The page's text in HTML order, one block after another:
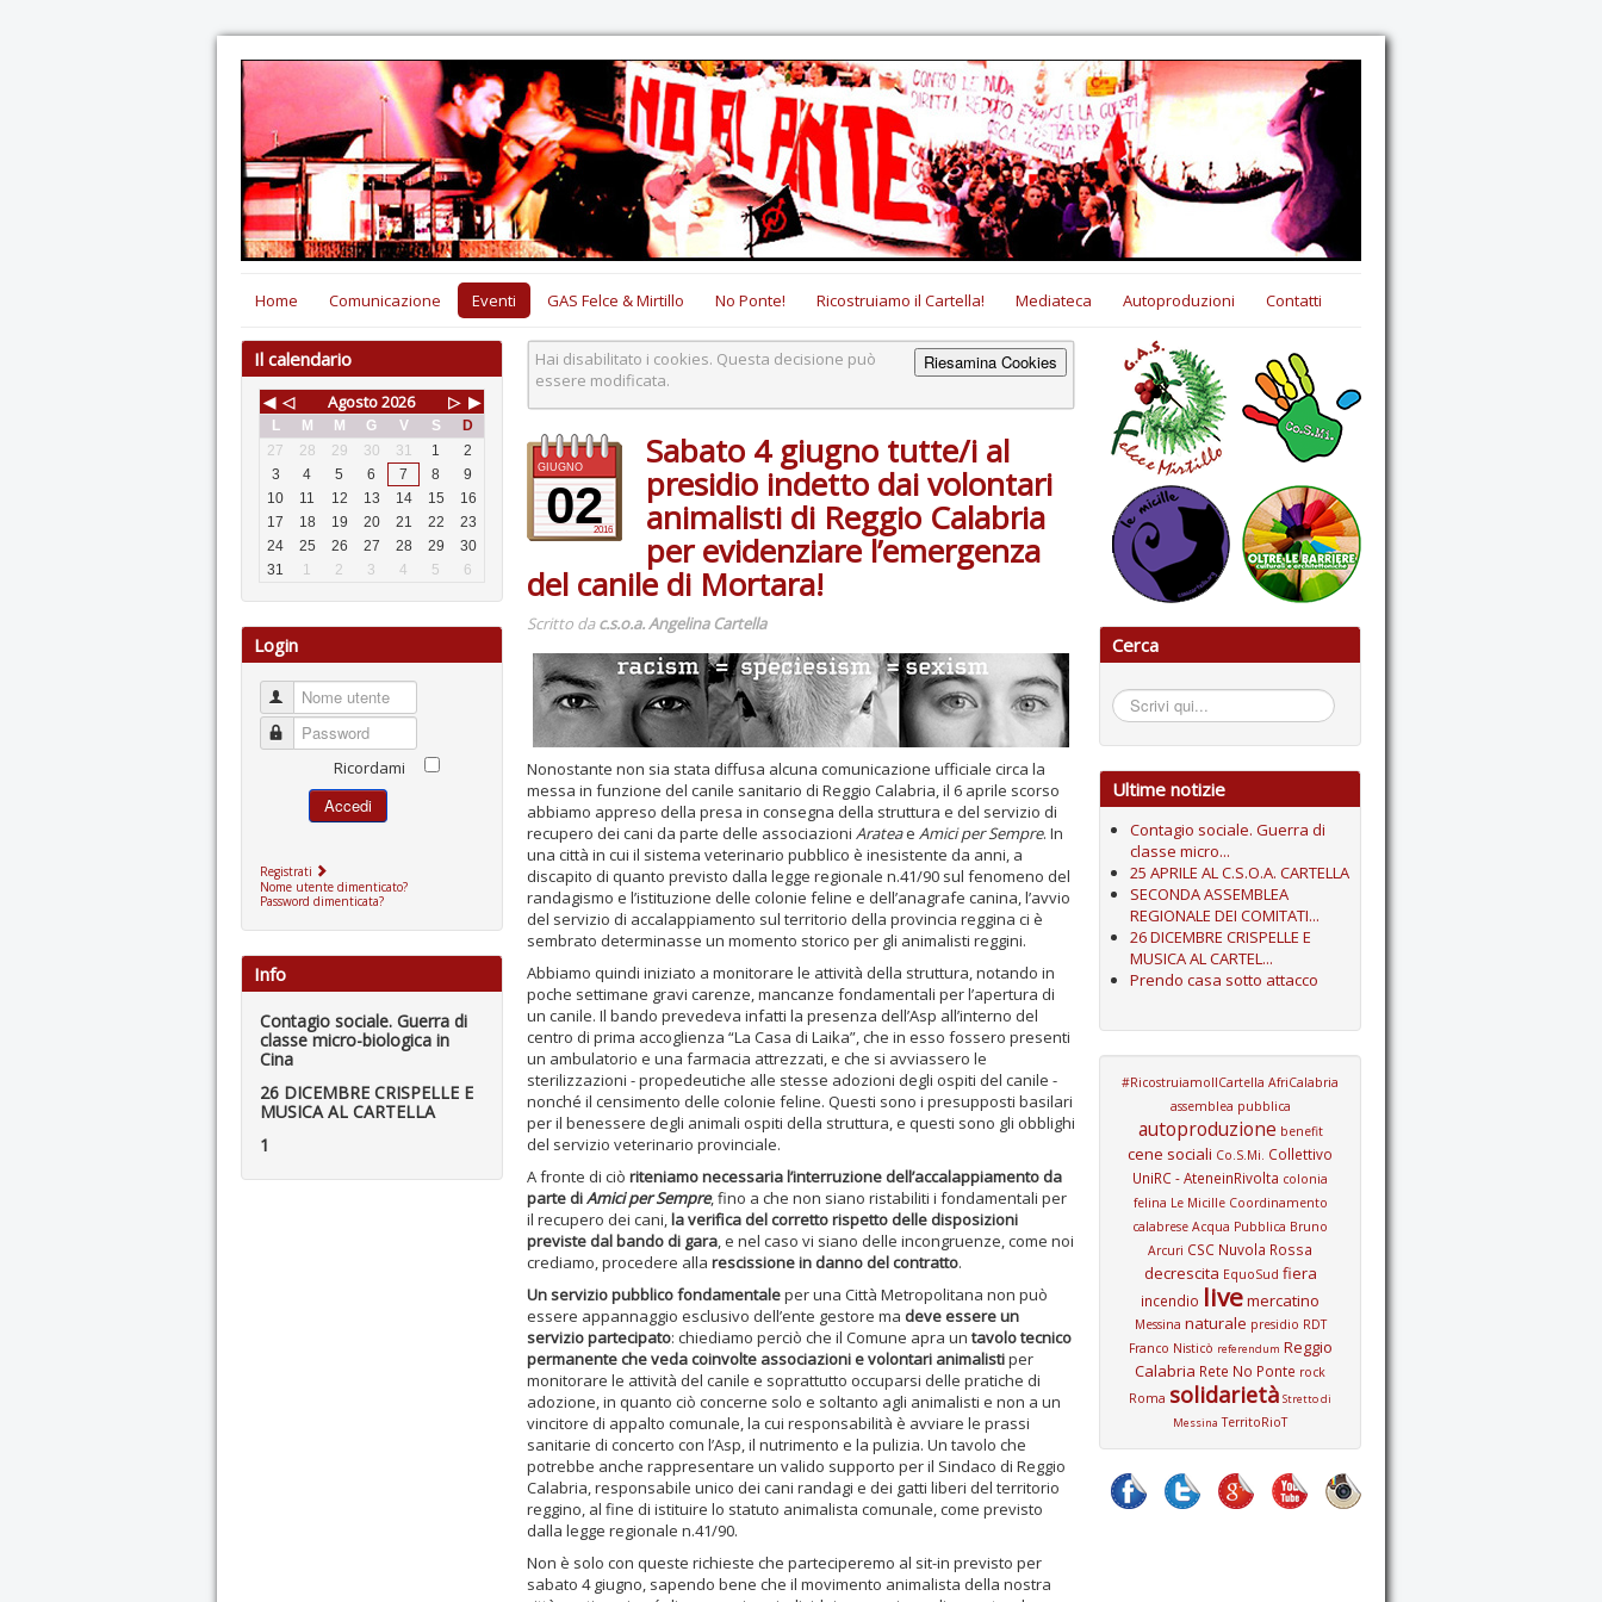
Home Comunicazione Eventi GAS Felce & Mirtillo No Ponte! Ricostruiamo il Cartella! Mediateca Autoproduzioni Contatti
Il calendario
◀ ◁ Agosto2026 ▷ ▶
L M M G V S
D
27
28 29 30 31 1
2
3
4 5 6 7 8
9
10
11 12 13 14 15
16
17
18 19 20 21 22
23
24
25 26 27 28 29
30
31
1 2 3 4 5 6
Login
Nome utente
Password
Ricordami
Accedi
Registrati
Nome utente dimenticato?
Password dimenticata?
Info
Contagio sociale. Guerra di
classe micro-biologica in
Cina
26 DICEMBRE CRISPELLE E
MUSICA AL CARTELLA
1
Riesamina Cookies
Hai disabilitato i cookies. Questa decisione può
essere modificata.
GIUGNO
022016
Sabato 4 giugno tutte/i al
presidio indetto dai volontari
animalisti di Reggio Calabria
per evidenziare l’emergenza
del canile di Mortara!
Scritto dac.s.o.a. Angelina Cartella
Nonostante non sia stata diffusa alcuna comunicazione ufficiale circa la
messa in funzione del canile sanitario di Reggio Calabria, il 6 aprile scorso
abbiamo appreso della presa in consegna della struttura e del servizio di
recupero dei cani da parte delle associazioni Arateae Amici per Sempre. In
una città in cui il sistema veterinario pubblico è inesistente da anni, a
discapito di quanto previsto dalla legge regionale n.41/90 sul fenomeno del
randagismo e l’istituzione delle colonie feline e dell’anagrafe canina, l’avvio
del servizio di accalappiamento sul territorio della provincia reggina ci è
sembrato determinasse un momento storico per gli animalisti reggini.
Abbiamo quindi iniziato a monitorare le attività della struttura, notando in
poche settimane gravi carenze, mancanze fondamentali per l’apertura di
un canile. Il bando prevedeva infatti la presenza dell’Asp all’interno del
centro di prima accoglienza “La Casa di Laika”, che in esso fossero presenti
un ambulatorio e una farmacia attrezzati, e che si avviassero le
sterilizzazioni - propedeutiche alle stesse adozioni degli ospiti del canile -
nonché il censimento delle colonie feline. Questi sono i presupposti basilari
per il benessere degli animali ospiti della struttura, e questi sono gli obblighi
del servizio veterinario provinciale.
A fronte di ciò riteniamo necessaria l’interruzione dell’accalappiamento da
parte diAmici per Sempre, fino a che non siano ristabiliti i fondamentali per
il recupero dei cani,la verifica del corretto rispetto delle disposizioni
previste dal bando di gara, e nel caso vi siano delle incongruenze, come noi
crediamo, procedere alla rescissione in danno del contratto.
Un servizio pubblico fondamentaleper una Città Metropolitana non può
essere appannaggio esclusivo dell’ente gestore ma deve essere un
servizio partecipato: chiediamo perciò che il Comune apra un tavolo tecnico
permanente che veda coinvolte associazioni e volontari animalistiper
monitorare le attività del canile e soprattutto occuparsi delle pratiche di
adozione, in quanto ciò concerne solo e soltanto agli animalisti e non a un
vincitore di appalto comunale, la cui responsabilità è avviare le prassi
sanitarie di concerto con l’Asp, il nutrimento e la pulizia. Un tavolo che
potrebbe anche rappresentare un valido supporto per il Sindaco di Reggio
Calabria, responsabile unico dei cani randagi e dei gatti liberi del territorio
reggino, al fine di istituire lo statuto animalista comunale, come previsto
dalla legge regionale n.41/90.
Non è solo con queste richieste che parteciperemo al sit-in previsto per
sabato 4 giugno, sapendo bene che il movimento animalista della nostra
Cerca
Cerca...
Ultime notizie
Contagio sociale. Guerra di
classe micro...
25 APRILE AL C.S.O.A. CARTELLA
SECONDA ASSEMBLEA
REGIONALE DEI COMITATI...
26 DICEMBRE CRISPELLE E
MUSICA AL CARTEL...
Prendo casa sotto attacco
#RicostruiamoIlCartella AfriCalabria
assemblea pubblica
autoproduzione benefit
cene sociali Co.S.Mi. Collettivo
UniRC - AteneinRivolta colonia
felina Le Micille Coordinamento
calabrese Acqua Pubblica Bruno
Arcuri CSC Nuvola Rossa
decrescita EquoSud fiera
incendio livemercatino
Messina naturale presidio RDT
Franco Nisticò referendum Reggio
Calabria Rete No Ponte rock
Roma solidarietà Stretto di
Messina TerritoRioT